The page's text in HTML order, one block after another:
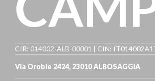
CIR: 014002-ALB-00001 | CIN:
Via Orobie 2424, 23010ALBOSAGGIA